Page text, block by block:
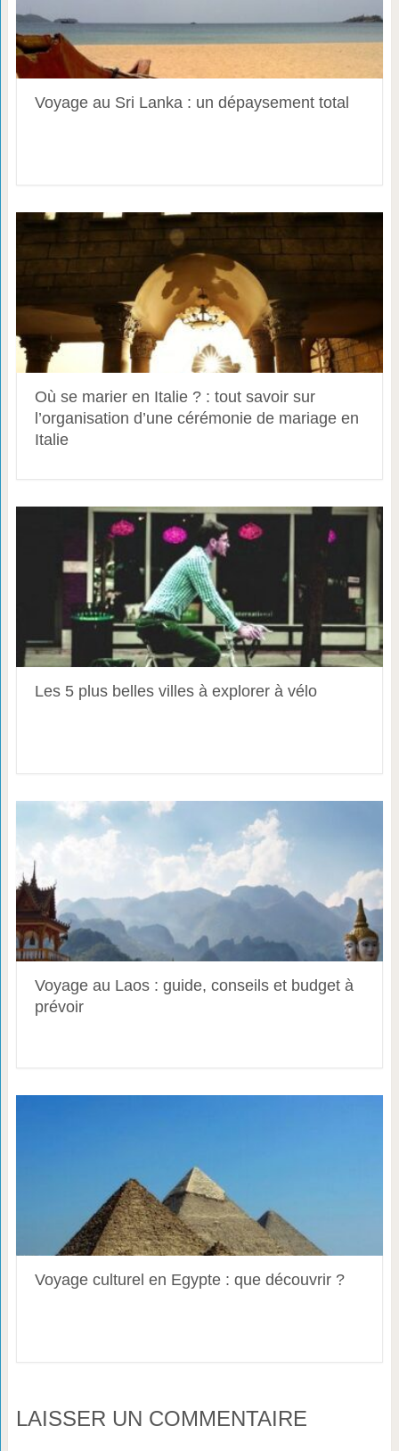
Voyage au Sri Lanka : un dépaysement total
Où se marier en Italie ? : tout savoir sur
l’organisation d’une cérémonie de mariage en
Italie
Les 5 plus belles villes à explorer à vélo
Voyage au Laos : guide, conseils et budget à
prévoir
Voyage culturel en Egypte : que découvrir ?
LAISSER UN COMMENTAIRE